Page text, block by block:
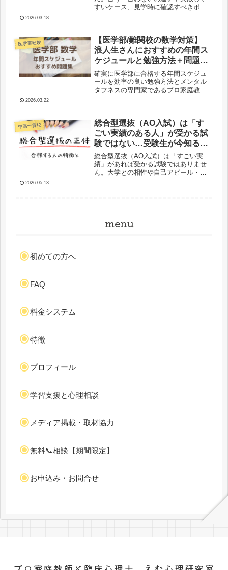
すいケース、見学時に確認すべきポイ
2026.03.18
医学部受験
【医学部/難関校の数学対策】
浪人生さんにおすすめの年間ス
ケジュールと勉強方法＋問題集
【プロ家庭教師×臨床心理士の
志望校合格マニュアル】
確実に医学部に合格する年間スケジュ
ールを効率の良い勉強方法とメンタル
タフネスの専門家であるプロ家庭教師
方、思うように模試の成績が伸びない
方にぜひお読み頂きたいです。
2026.03.22
中高一貫校
総合型選抜（AO入試）は「す
ごい実績のある人」が受かる試
験ではない…受験生が今知るべ
きリアルな情報
総合型選抜（AO入試）は「すごい実
績」があれば受かる試験ではありませ
ん。大学との相性や自己アピール・志
2026.05.13
menu
初めての方へ
FAQ
料金システム
特徴
プロフィール
学習支援と心理相談
メディア掲載・取材協力
無料📞相談【期間限定】
お申込み・お問合せ